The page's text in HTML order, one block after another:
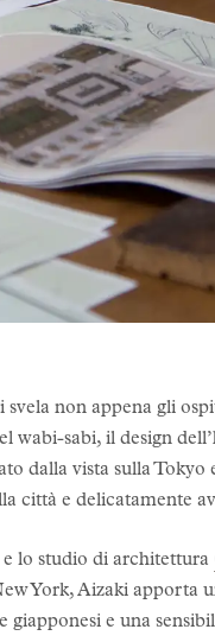
non appena gli
wabi-sabi, il design
dalla vista sulla
città e delicatamente
lo studio di architettura
York, Aizaki apporta
e una